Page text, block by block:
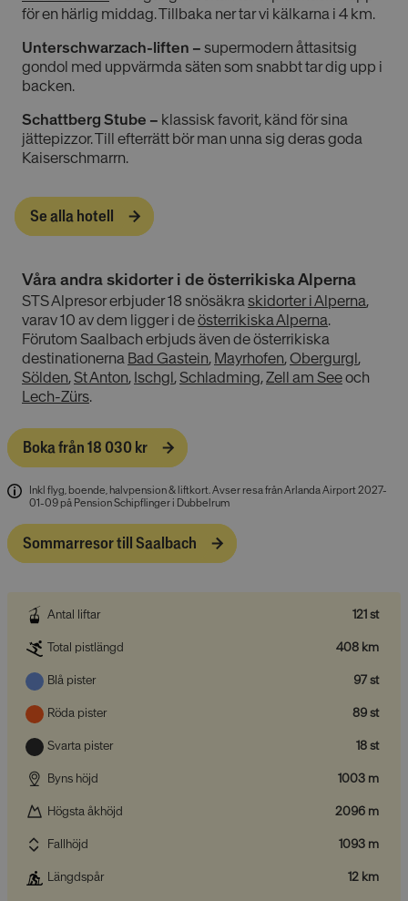
för en härlig middag. Tillbaka ner tar vi kälkarna i 4 km.
Unterschwarzach-liften – supermodern åttasitsig
gondol med uppvärmda säten som snabbt tar dig upp i
backen.
Schattberg Stube – klassisk favorit, känd för sina
jättepizzor. Till efterrätt bör man unna sig deras goda
Kaiserschmarrn.
Se alla hotell
Våra andra skidorter i de österrikiska Alperna
STS Alpresor erbjuder 18 snösäkraskidorter i Alperna,
varav 10 av dem ligger i deösterrikiska Alperna.
Förutom Saalbach erbjuds även de österrikiska
destinationerna Bad Gastein, Mayrhofen,Obergurgl,
Sölden,St Anton, Ischgl,Schladming,Zell am Seeoch
Lech-Zürs.
Boka från 18 030 kr
Inkl flyg, boende, halvpension & liftkort.Avser resa från Arlanda Airport 2027-
01-09 på Pension Schipflinger i Dubbelrum
Sommarresor till Saalbach
Antal liftar 121 st
Total pistlängd 408 km
Blå pister 97 st
Röda pister 89 st
Svarta pister 18 st
Byns höjd 1003 m
Högsta åkhöjd 2096 m
Fallhöjd 1093 m
Längdspår 12 km